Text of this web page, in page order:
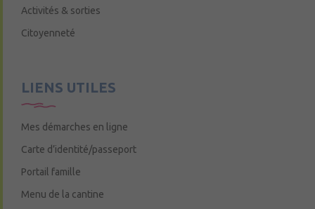
Activités & sorties
Citoyenneté
LIENS UTILES
Mes démarches en ligne
Carte d’identité/passeport
Portail famille
Menu de la cantine